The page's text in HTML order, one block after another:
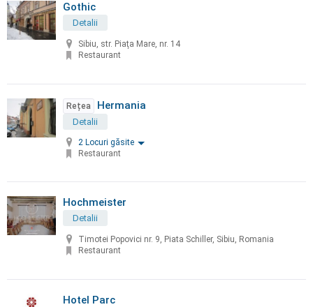
Gothic
Detalii
Sibiu, str. Piaţa Mare, nr. 14
Restaurant
Rețea Hermania
Detalii
2 Locuri găsite
Restaurant
Hochmeister
Detalii
Timotei Popovici nr. 9, Piata Schiller, Sibiu, Romania
Restaurant
Hotel Parc